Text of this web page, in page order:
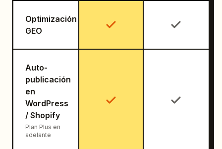
Optimización
GEO
Auto-
publicación
en
WordPress
/ Shopify
Plan Plus en
adelante